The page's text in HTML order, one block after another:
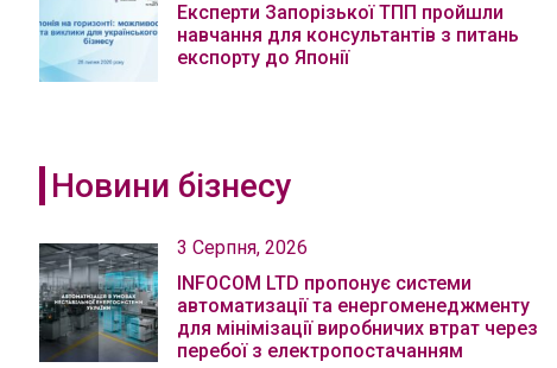
Експерти Запорізької ТПП пройшли
навчання для консультантів з питань
експорту до Японії
Новини бізнесу
3 Серпня, 2026
INFOCOM LTD пропонує системи
автоматизації та енергоменеджменту
для мінімізації виробничих втрат через
перебої з електропостачанням